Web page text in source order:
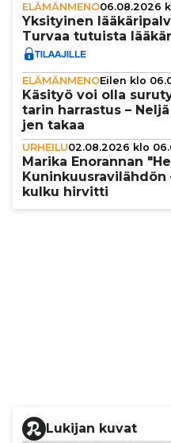
ELÄMÄNMENO06.08.2026
Yksi­tyi­nen
Turvaa tutuista
ELÄMÄNMENOEilen klo
Käsityö voi olla
ta­rin harrastus –
jen takaa
URHEILU02.08.2026 klo
Marika Enorannan
Kunin­kuus­ra­vi­läh­dön
kulku hirvitti
Lukijan kuvat